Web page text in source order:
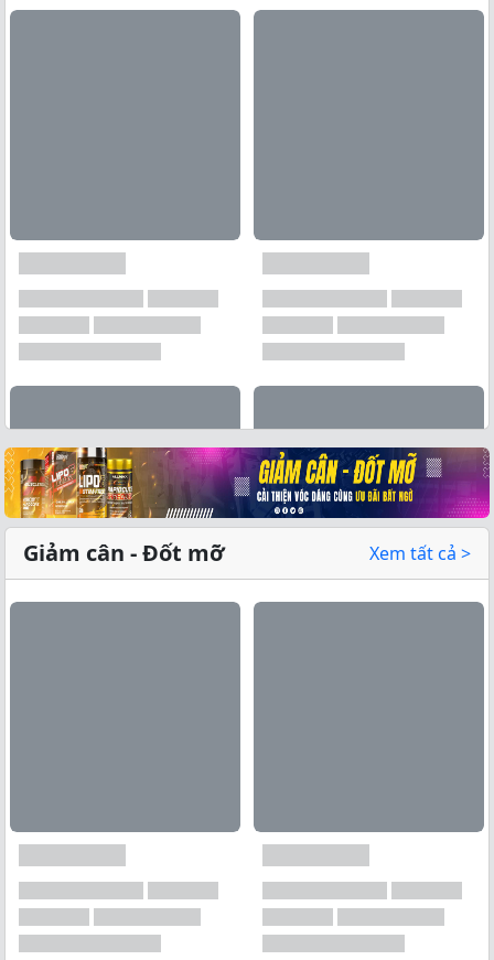
Xem tất cả →
Xem tất cả →
Giảm cân - Đốt mỡ Xem tất cả >